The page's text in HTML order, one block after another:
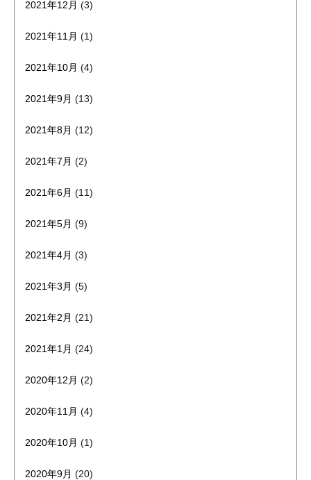
2021年12月 (3)
2021年11月 (1)
2021年10月 (4)
2021年9月 (13)
2021年8月 (12)
2021年7月 (2)
2021年6月 (11)
2021年5月 (9)
2021年4月 (3)
2021年3月 (5)
2021年2月 (21)
2021年1月 (24)
2020年12月 (2)
2020年11月 (4)
2020年10月 (1)
2020年9月 (20)